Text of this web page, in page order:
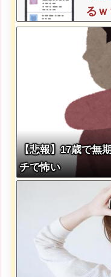
る
【悲報】17歳で無
チで怖い